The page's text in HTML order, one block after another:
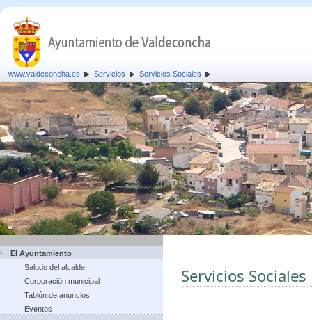
www.valdeconcha.es Servicios Servicios Sociales
El Ayuntamiento
Saludo del alcalde
Corporación municipal
Tablón de anuncios
Eventos
Servicios Sociales